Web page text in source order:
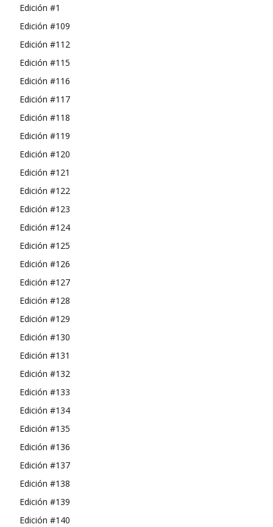
Edición #1
Edición #109
Edición #112
Edición #115
Edición #116
Edición #117
Edición #118
Edición #119
Edición #120
Edición #121
Edición #122
Edición #123
Edición #124
Edición #125
Edición #126
Edición #127
Edición #128
Edición #129
Edición #130
Edición #131
Edición #132
Edición #133
Edición #134
Edición #135
Edición #136
Edición #137
Edición #138
Edición #139
Edición #140